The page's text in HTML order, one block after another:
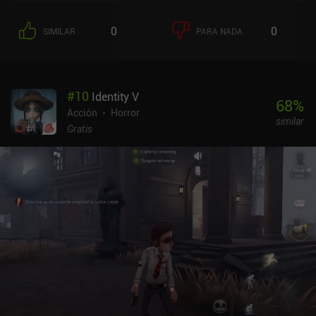
atravesar obstáculos o ser lanzados de forma impredecible,
convirtiendo el desafío en una prueba de paciencia más que de
equipos nos agrupan con jugadores aleatorios, pero la falta de
herramientas de colaboración significativas hace que ganar se
parezca más a la suerte que al trabajo en equipo. Los movimientos
frecuentes eliminaciones accidentales. Así que todos los intentos
de crear tensión con eliminaciones de última hora se ven
socavados por las incoherencias del juego. Entre una partida y
otra, podemos desbloquear cosméticos y emotes a cambio de
dinero ganado exclusivamente con el juego. Aunque es digno de
elogio que no se pueda comprar esta moneda mediante iAPs, la
selección de objetos es bastante poco inspirada. El fluido estilo
artístico inspirado en PS1 parece inacabado en lugar de
deliberadamente retro, y los repetitivos bucles musicales y las
decepcionantes pistas de audio contribuyen poco a crear
SIMILAR 0 PARA NADA 0
#10 Identity V
Acción
Horror
Gratis
68%
similar